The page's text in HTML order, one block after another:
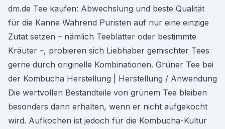
dm.de Tee kaufen: Abwechslung und beste Qualität
für die Kanne Während Puristen auf nur eine einzige
Zutat setzen – nämlich Teeblätter oder bestimmte
Kräuter –, probieren sich Liebhaber gemischter Tees
gerne durch originelle Kombinationen. Grüner Tee bei
der Kombucha Herstellung | Herstellung / Anwendung
Die wertvollen Bestandteile von grünem Tee bleiben
besonders dann erhalten, wenn er nicht aufgekocht
wird. Aufkochen ist jedoch für die Kombucha-Kultur